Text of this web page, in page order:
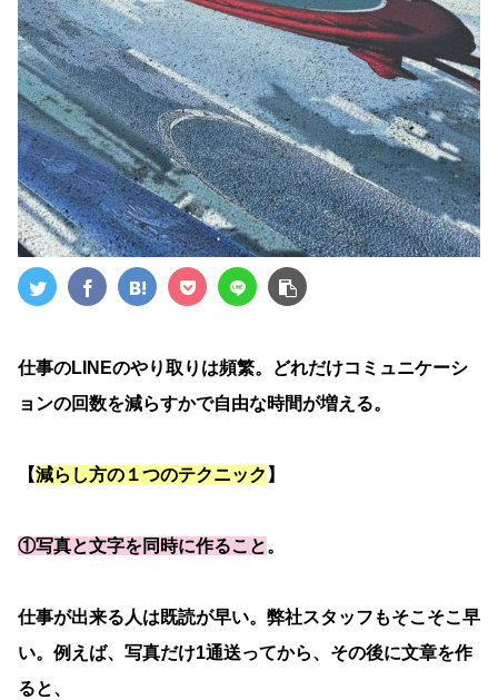
仕事のLINEのやり取りは頻繁。どれだけコミュニケーシ
ョンの回数を減らすかで自由な時間が増える。
【減らし方の１つのテクニック 】
①写真と文字を同時に作ること。
仕事が出来る人は既読が早い。弊社スタッフもそこそこ早
い。例えば、写真だけ1通送ってから、その後に文章を作
ると、